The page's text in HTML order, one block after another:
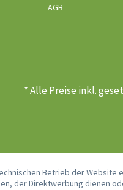
AGB
* Alle Preise inkl.
Betrieb der
der Direktwerbung dienen